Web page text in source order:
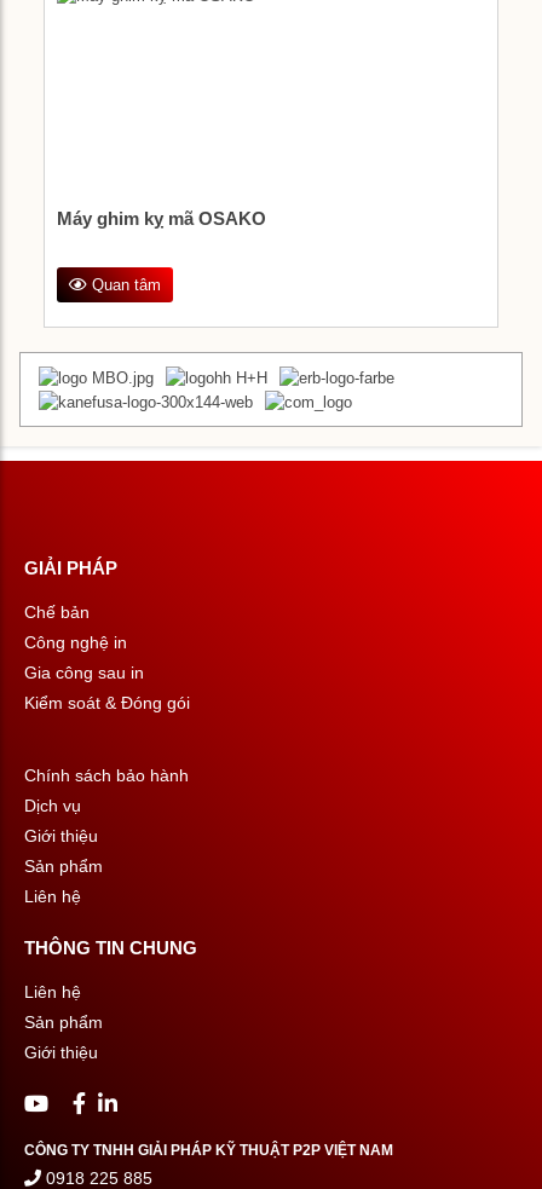
Máy ghim kỵ mã OSAKO
Quan tâm
GIẢI PHÁP
Chế bản
Công nghệ in
Gia công sau in
Kiểm soát & Đóng gói
Chính sách bảo hành
Dịch vụ
Giới thiệu
Sản phẩm
Liên hệ
THÔNG TIN CHUNG
Liên hệ
Sản phẩm
Giới thiệu
CÔNG TY TNHH GIẢI PHÁP KỸ THUẬT P2P VIỆT NAM
0918 225 885